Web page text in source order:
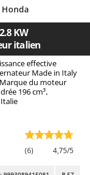
autoportés
tracteur
KW
italien
effective
Made in Italy
du moteur
196 cm³,
(6) 4,75/5